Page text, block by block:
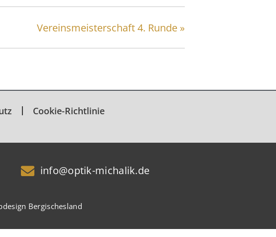
Vereinsmeisterschaft 4. Runde »
Cookie-Richtlinie
info@optik-michalik.de
Bergischesland